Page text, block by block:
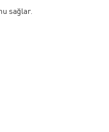
sağlar.